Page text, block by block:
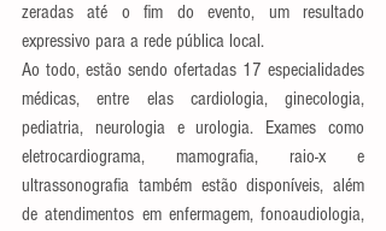
zeradas até o fim do evento, um resultado
expressivo para a rede pública local.
Ao todo, estão sendo ofertadas 17 especialidades
médicas, entre elas cardiologia, ginecologia,
pediatria, neurologia e urologia. Exames como
eletrocardiograma, mamografia, raio-x e
ultrassonografia também estão disponíveis, além
de atendimentos em enfermagem, fonoaudiologia,